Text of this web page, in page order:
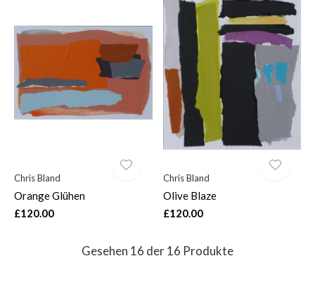
Chris Bland
Orange Glühen
£120.00
Chris Bland
Olive Blaze
£120.00
Gesehen 16 der 16 Produkte